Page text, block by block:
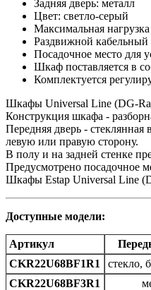
Задняя дверь: металл
Цвет: светло-серый
Максимальная нагрузка
Раздвижной кабельный
Посадочное место для
Шкаф поставляется в
Комплектуется
Шкафы Universal Line (DG-
Конструкция шкафа -
Передняя дверь -
левую или правую сторону.
В полу и на задней стенке
Предусмотрено посадочное
Шкафы Estap Universal Line
Доступные модели:
Артикул
CKR22U68BF1R1
стекло,
CKR22U68BF3R1